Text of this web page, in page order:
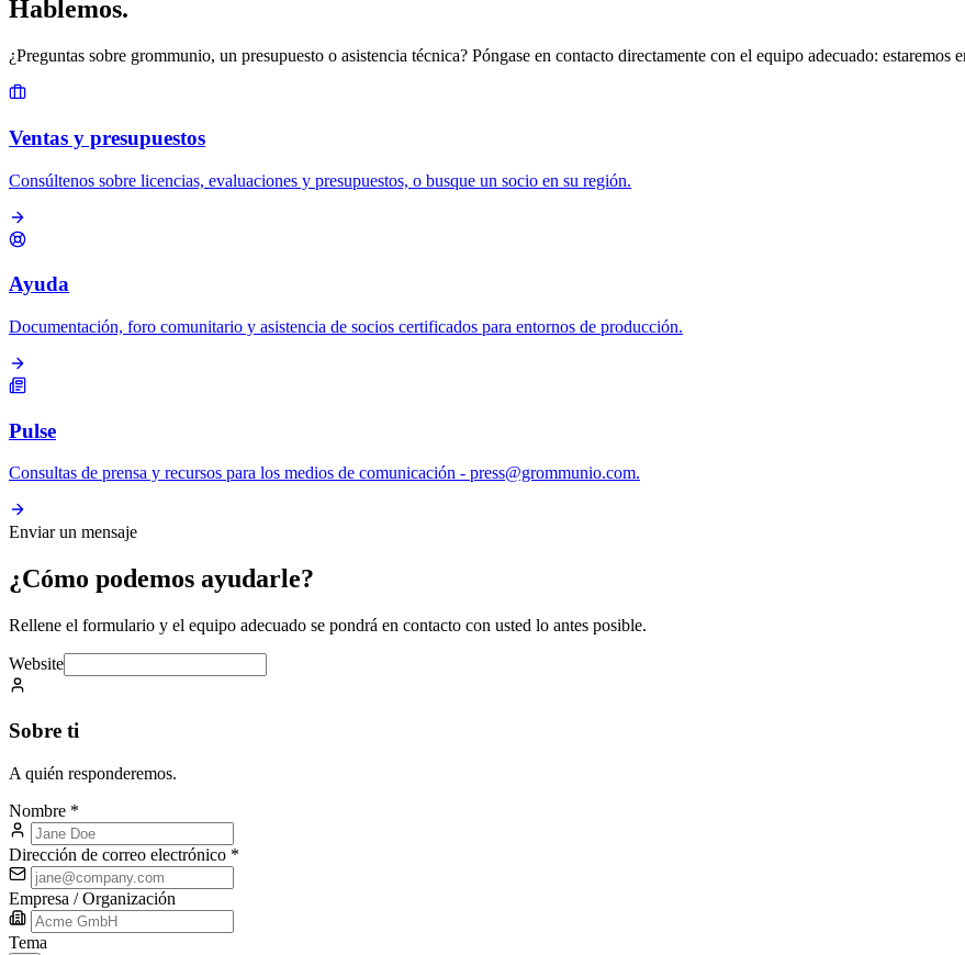
Hablemos.
¿Preguntas sobre grommunio, un presupuesto o asistencia técnica? Póngase en contacto directamente con el equipo adecuado: estaremos
Ventas y presupuestos
Consúltenos sobre licencias, evaluaciones y presupuestos, o busque un socio en su región.
Ayuda
Documentación, foro comunitario y asistencia de socios certificados para entornos de producción.
Pulse
Consultas de prensa y recursos para los medios de comunicación - press@grommunio.com.
Enviar un mensaje
¿Cómo podemos ayudarle?
Rellene el formulario y el equipo adecuado se pondrá en contacto con usted lo antes posible.
Website
Sobre ti
A quién responderemos.
Nombre *
Dirección de correo electrónico *
Empresa / Organización
Tema